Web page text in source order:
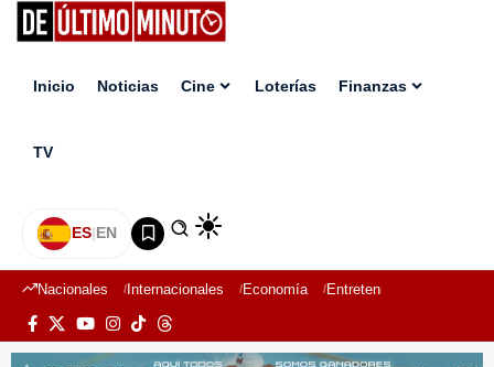
Inicio Noticias Cine Loterías Finanzas
TV
ES|EN
Nacionales Internacionales Economía Entretenimiento